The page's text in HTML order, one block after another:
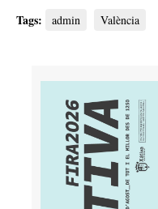
Tags: admin València